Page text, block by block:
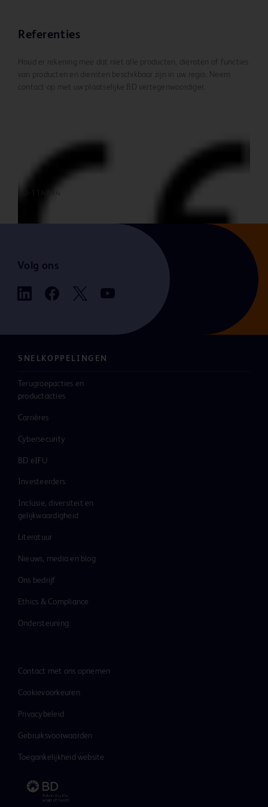
Referenties
Houd er rekening mee dat niet alle producten, diensten of functies
van producten en diensten beschikbaar zijn in uw regio. Neem
contact op met uw plaatselijke BD vertegenwoordiger.
BD-114814
Volg ons
SNELKOPPELINGEN
Terugroepacties en
productacties
Carrières
Cybersecurity
BD eIFU
Investeerders
Inclusie, diversiteit en
gelijkwaardigheid
Literatuur
Nieuws, media en blog
Ons bedrijf
Ethics & Compliance
Ondersteuning
Contact met ons opnemen
Cookievoorkeuren
Privacybeleid
Gebruiksvoorwaarden
Toegankelijkheid website